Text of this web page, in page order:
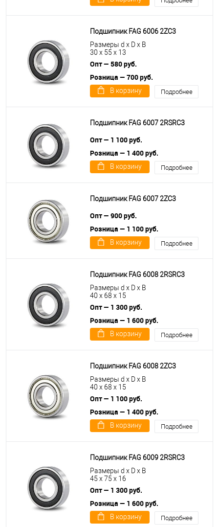
Подшипник FAG 6006 2ZC3
Размеры d x D x B
30 x 55 x 13
Опт — 580 руб.
Розница — 700 руб.
В корзину Подробнее
Подшипник FAG 6007 2RSRC3
Опт — 1 100 руб.
Розница — 1 400 руб.
В корзину Подробнее
Подшипник FAG 6007 2ZC3
Опт — 900 руб.
Розница — 1 100 руб.
В корзину Подробнее
Подшипник FAG 6008 2RSRC3
Размеры d x D x B
40 x 68 x 15
Опт — 1 300 руб.
Розница — 1 600 руб.
В корзину Подробнее
Подшипник FAG 6008 2ZC3
Размеры d x D x B
40 x 68 x 15
Опт — 1 100 руб.
Розница — 1 400 руб.
В корзину Подробнее
Подшипник FAG 6009 2RSRC3
Размеры d x D x B
45 x 75 x 16
Опт — 1 300 руб.
Розница — 1 600 руб.
В корзину Подробнее